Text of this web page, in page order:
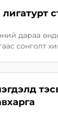
дараа
сонголт